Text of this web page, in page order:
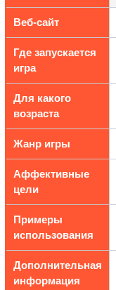
Веб-сайт
Где запускается
игра
Для какого
возраста
Жанр игры
Аффективные
цели
Примеры
использования
Дополнительная
информация